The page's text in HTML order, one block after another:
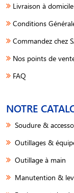
Livraison à domicile
Conditions
Commandez chez
Nos points de
FAQ
NOTRE
Soudure &
Outillages &
Outillage à main
Manutention &